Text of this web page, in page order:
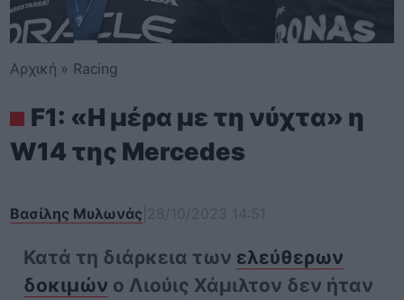
Αρχική » Racing
F1: «H μέρα με τη νύχτα» η
W14 της Mercedes
Βασίλης Μυλωνάς
Κατά τη διάρκεια των ελεύθερων
δοκιμών ο Λιούις Χάμιλτον δεν ήταν